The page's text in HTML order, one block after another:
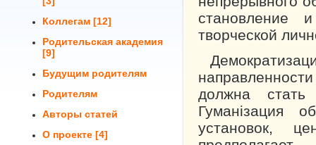
Коллегам [12]
Родительская академия
[9]
Будущим родителям
Родителям
Авторы статей
О проекте [4]
становление
творческой
должна стать
Гуманіза­ция
установок,